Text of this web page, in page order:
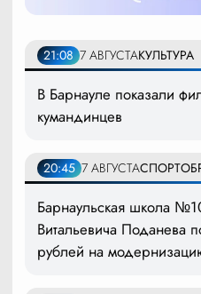
21:08 7 АВГУСТАКУЛЬТУРА
В Барнауле показали
кумандинцев
20:45 7 АВГУСТАСПОРТ
Барнаульская школа
Витальевича Поданева
рублей на